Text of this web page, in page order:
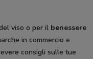
viso o per il benessere
in commercio e
consigli sulle tue